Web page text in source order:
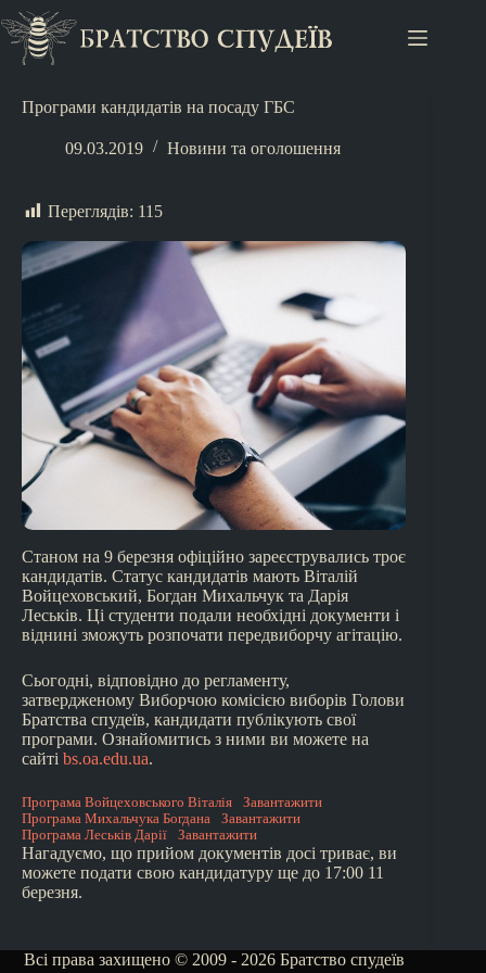
Програми кандидатів на посаду ГБС
09.03.2019 Новини та оголошення
Переглядів: 115
Станом на 9 березня офіційно зареєструвались троє
кандидатів. Статус кандидатів мають Віталій
Войцеховський, Богдан Михальчук та Дарія
Леськів. Ці студенти подали необхідні документи і
віднині зможуть розпочати передвиборчу агітацію.
Сьогодні, відповідно до регламенту,
затвердженому Виборчою комісією виборів Голови
Братства спудеїв, кандидати публікують свої
програми. Ознайомитись з ними ви можете на
сайті bs.oa.edu.ua.
Програма Войцеховського Віталія
Завантажити
Програма Михальчука Богдана
Завантажити
Програма Леськів Дарії
Завантажити
Нагадуємо, що прийом документів досі триває, ви
можете подати свою кандидатуру ще до 17:00 11
березня.
Всі права захищено © 2009 - 2026 Братство спудеїв